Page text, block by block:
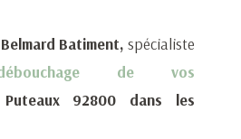
Belmard Batiment, spécialiste
de vos
Puteaux 92800 dans les